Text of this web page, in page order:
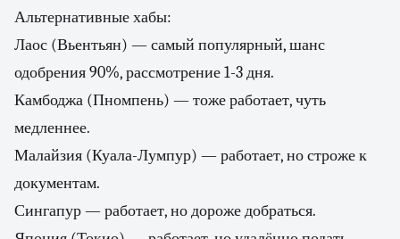
Альтернативные хабы:
Лаос (Вьентьян) — самый популярный, шанс
одобрения 90%, рассмотрение 1-3 дня.
Камбоджа (Пномпень) — тоже работает, чуть
медленнее.
Малайзия (Куала-Лумпур) — работает, но строже к
документам.
Сингапур — работает, но дороже добраться.